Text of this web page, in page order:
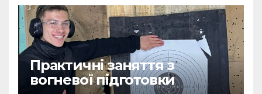
Практичні заняття з
вогневої підготовки